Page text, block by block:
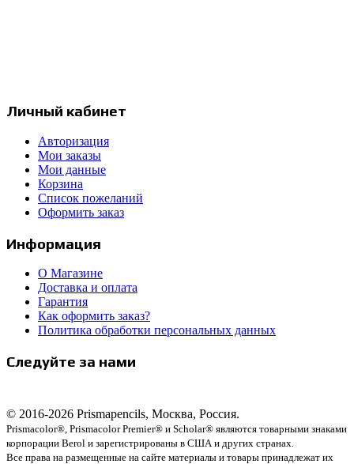
Личный кабинет
Авторизация
Мои заказы
Мои данные
Корзина
Список пожеланий
Оформить заказ
Информация
О Магазине
Доставка и оплата
Гарантия
Как оформить заказ?
Политика обработки персональных данных
Следуйте за нами
© 2016-2026 Prismapencils, Москва, Россия.
Prismacolor®, Prismacolor Premier® и Scholar® являются товарными знаками
корпорации Berol и зарегистрированы в США и других странах.
Все права на размещенные на сайте материалы и товары принадлежат их